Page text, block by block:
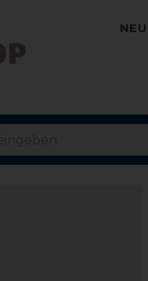
NEU